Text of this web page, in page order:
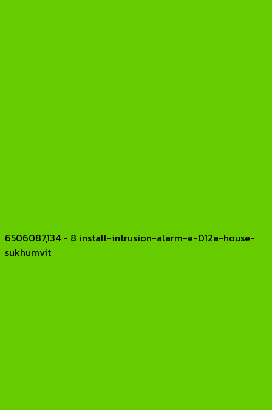
6506087,134 - 8 install-intrusion-alarm-e-012a-house-
sukhumvit